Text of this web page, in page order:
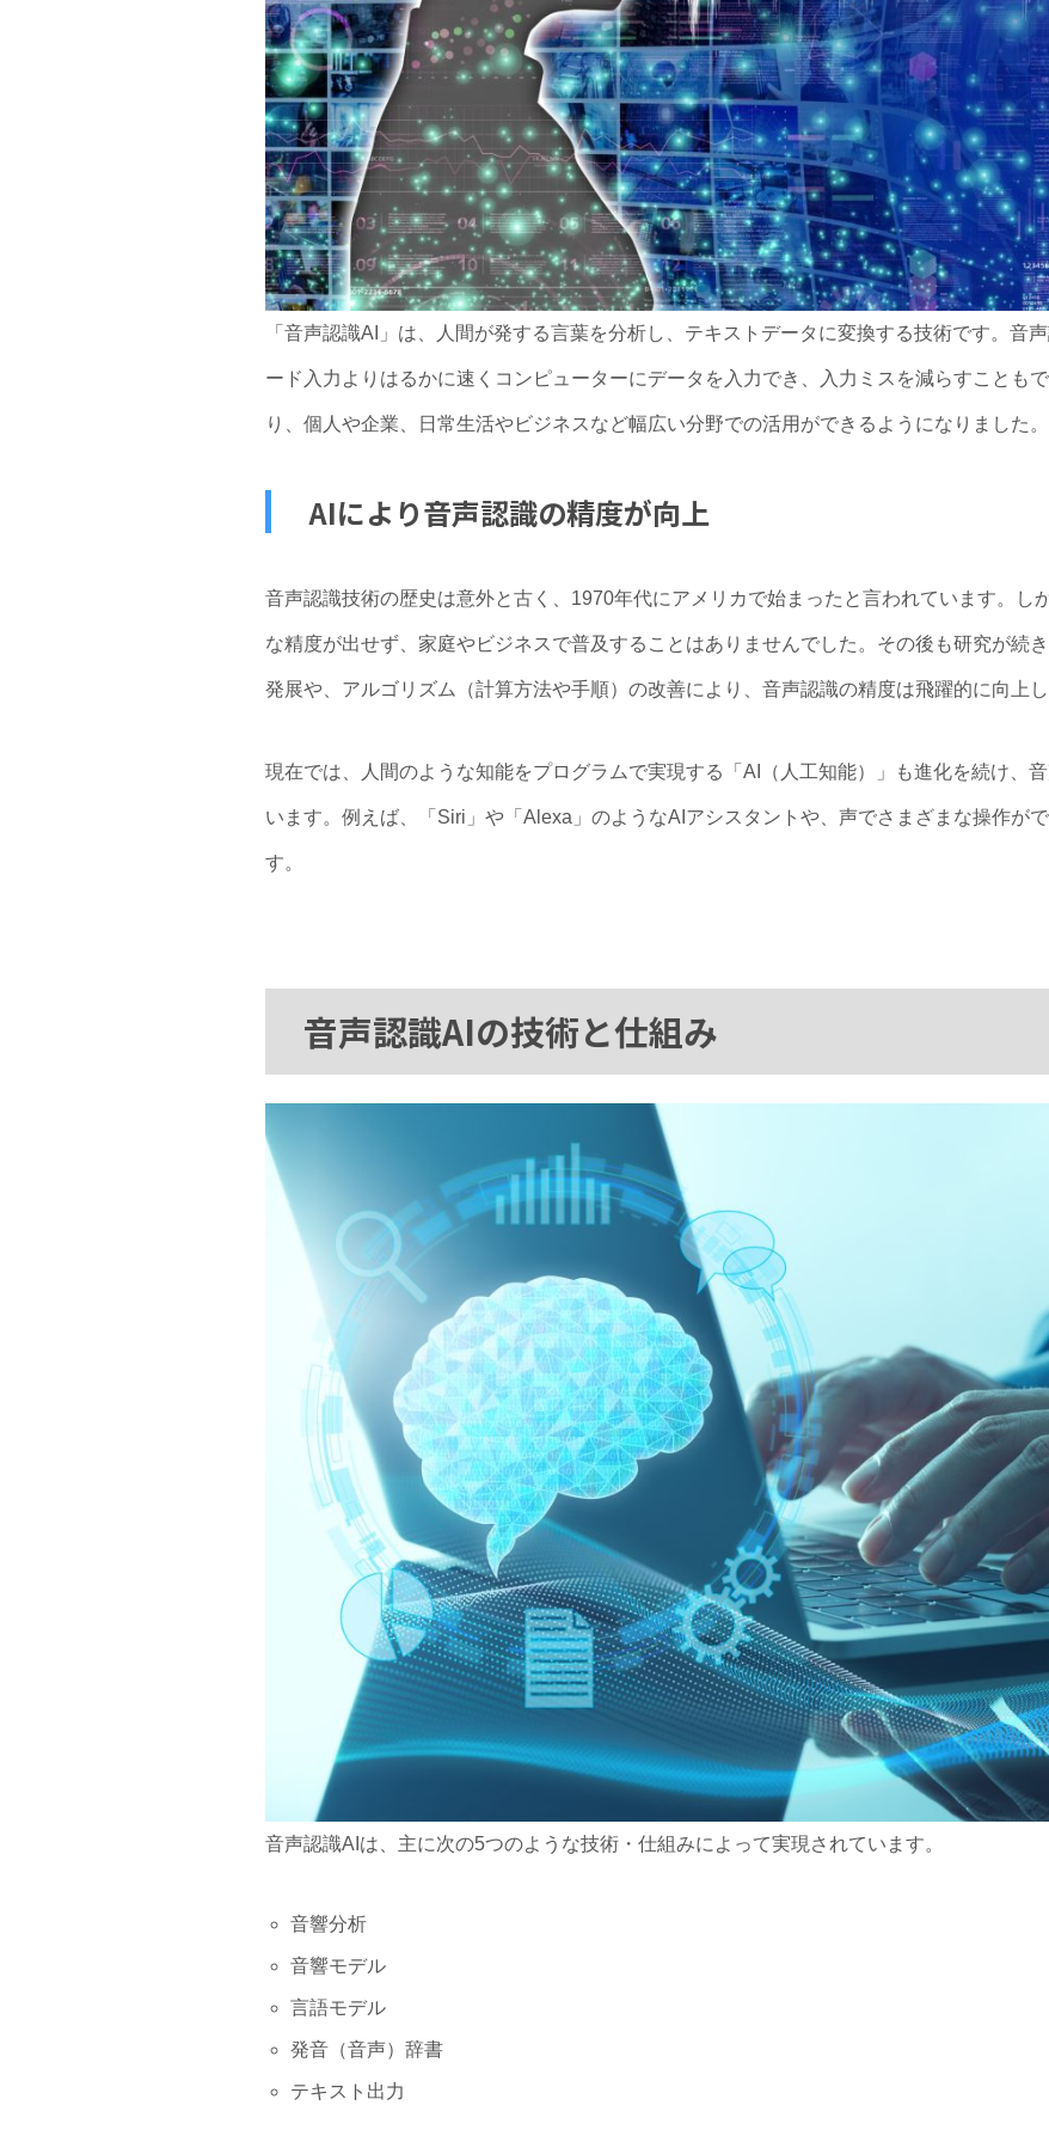
「音声認識AI」は、人間が発する言葉を分析し、テキストデータに変換する技術です。音
ード入力よりはるかに速くコンピューターにデータを入力でき、入力ミスを減らすことも
り、個人や企業、日常生活やビジネスなど幅広い分野での活用ができるようになりました。
AIにより音声認識の精度が向上
音声認識技術の歴史は意外と古く、1970年代にアメリカで始まったと言われています。し
な精度が出せず、家庭やビジネスで普及することはありませんでした。その後も研究が続
発展や、アルゴリズム（計算方法や手順）の改善により、音声認識の精度は飛躍的に向上し
現在では、人間のような知能をプログラムで実現する「AI（人工知能）」も進化を続け、
います。例えば、「Siri」や「Alexa」のようなAIアシスタントや、声でさまざまな操作が
す。
音声認識AIの技術と仕組み
音声認識AIは、主に次の5つのような技術・仕組みによって実現されています。
音響分析
音響モデル
言語モデル
発音（音声）辞書
テキスト出力